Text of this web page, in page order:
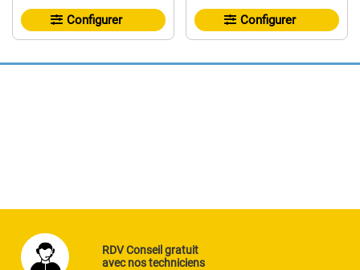
Configurer Configurer
RDV Conseil gratuit
avec nos techniciens